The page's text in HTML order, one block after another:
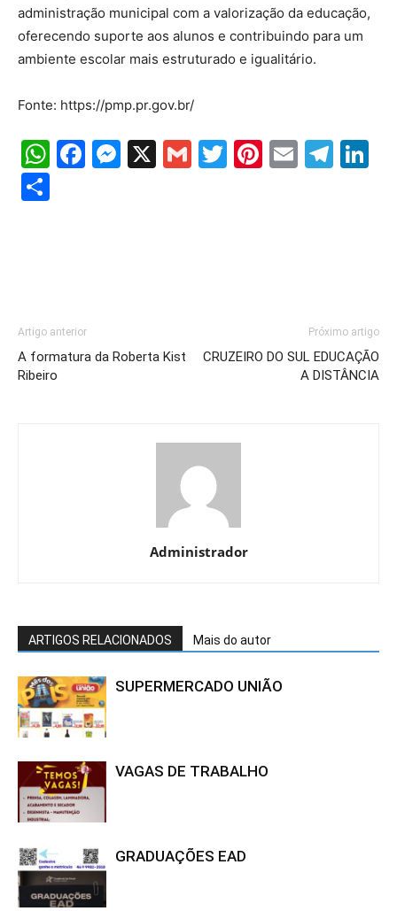
administração municipal com a valorização da educação,
oferecendo suporte aos alunos e contribuindo para um
ambiente escolar mais estruturado e igualitário.
Fonte: https://pmp.pr.gov.br/
WhatsApp
Facebook
Messenger
X GmailTwitter
Pinterest
Email
Artigo anterior
A formatura da Roberta Kist
Ribeiro
Próximo artigo
CRUZEIRO DO SUL EDUCAÇÃO
A DISTÂNCIA
Administrador
ARTIGOS RELACIONADOS Mais do autor
SUPERMERCADO UNIÃO
VAGAS DE TRABALHO
GRADUAÇÕES EAD